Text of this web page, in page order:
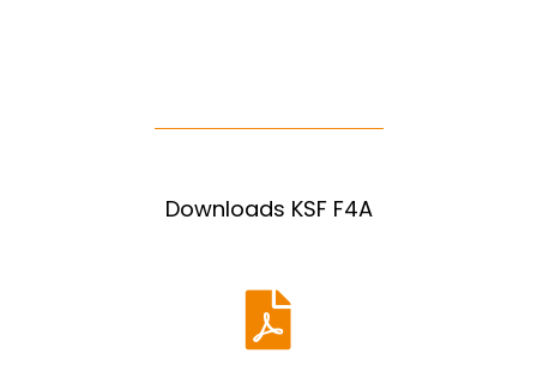
Downloads KSF F4A